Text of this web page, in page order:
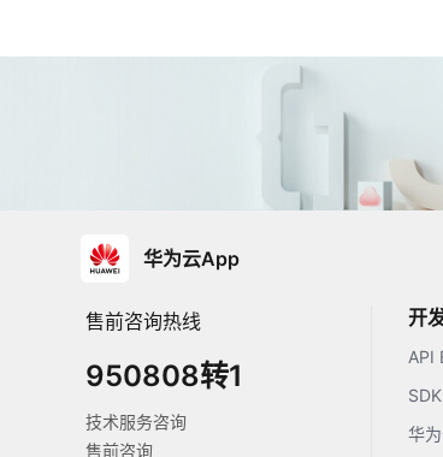
华为云App
售前咨询热线
950808转1
技术服务咨询
售前咨询
开
API
华